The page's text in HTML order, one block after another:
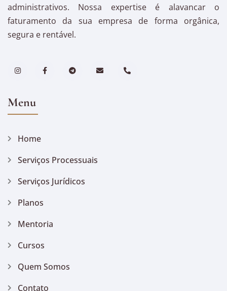
administrativos. Nossa expertise é alavancar o
faturamento da sua empresa de forma orgânica,
segura e rentável.
Menu
Home
Serviços Processuais
Serviços Jurídicos
Planos
Mentoria
Cursos
Quem Somos
Contato